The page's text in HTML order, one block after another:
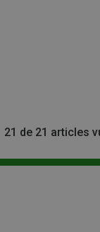
21 de 21 articles